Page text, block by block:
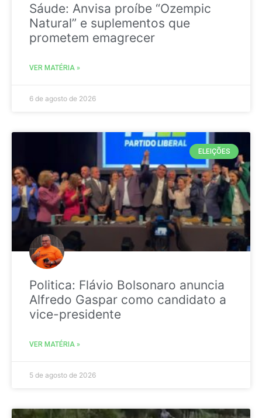
Sáude: Anvisa proíbe “Ozempic
Natural” e suplementos que
prometem emagrecer
VER MATÉRIA »
6 de agosto de 2026
ELEIÇÕES
Politica: Flávio Bolsonaro anuncia
Alfredo Gaspar como candidato a
vice-presidente
VER MATÉRIA »
5 de agosto de 2026